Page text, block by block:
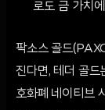
로도 금 가치
팍소스 골드
진다면, 테더 골드
호화폐 네이티브